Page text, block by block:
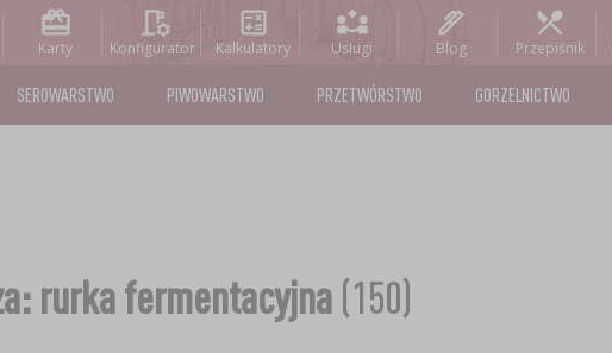
Karty Konfigurator Kalkulatory Usługi Blog Przepiśnik
SEROWARSTWO PIWOWARSTWO PRZETWÓRSTWO GORZELNICTWO
rurka fermentacyjna(150)